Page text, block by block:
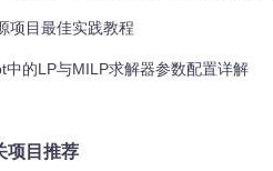
您的优化之旅吧！
of Python tools for the
项目最佳实践教程
中的LP与MILP求解器参数配置详解
项目推荐